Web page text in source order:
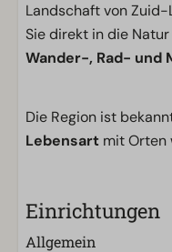
Landschaft von
Sie direkt in die
Wander-, Rad- und
Die Region ist
Lebensart mit Orten
Einrichtungen
Allgemein